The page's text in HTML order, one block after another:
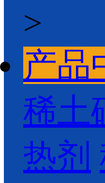
>
产品
稀土
热剂